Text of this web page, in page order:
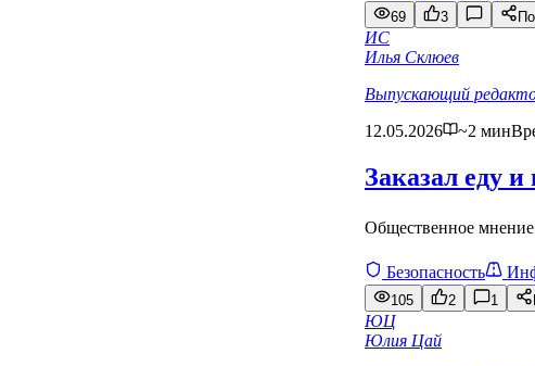
69
3
ИС
Илья Склюев
Выпускающий
12.05.2026
~2 мин
Заказал еду
Общественное мнение
Безопасность
105
2 1
ЮЦ
Юлия Цай